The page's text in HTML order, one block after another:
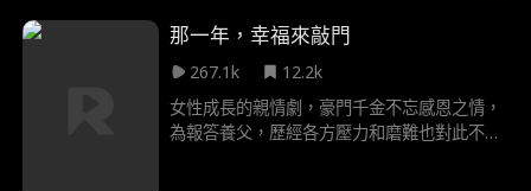
那一年，幸福來敲門
267.1k
12.2k
女性成長的親情劇，豪門千金不忘感恩之情，
為報答養父，歷經各方壓力和磨難也對此不離